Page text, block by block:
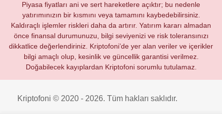
Piyasa fiyatları ani ve sert hareketlere açıktır; bu nedenle
yatırımınızın bir kısmını veya tamamını kaybedebilirsiniz.
Kaldıraçlı işlemler riskleri daha da artırır. Yatırım kararı almadan
önce finansal durumunuzu, bilgi seviyenizi ve risk toleransınızı
dikkatlice değerlendiriniz. Kriptofoni’de yer alan veriler ve içerikler
bilgi amaçlı olup, kesinlik ve güncellik garantisi verilmez.
Doğabilecek kayıplardan Kriptofoni sorumlu tutulamaz.
Kriptofoni © 2020 - 2026. Tüm hakları saklıdır.